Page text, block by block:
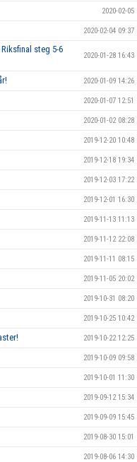
2020-02-05
2020-02-04 09:37
steg 5-6
2020-01-28 16:43
2020-01-09 14:26
2020-01-07 12:51
2020-01-02 08:28
2019-12-20 10:48
2019-12-18 19:34
2019-12-03 17:22
2019-12-01 16:30
2019-11-13 11:13
2019-11-12 22:08
2019-11-11 08:15
2019-11-05 20:02
2019-10-31 08:20
2019-10-25 10:42
2019-10-22 12:25
2019-10-09 09:58
2019-10-01 11:30
2019-09-12 15:34
2019-09-09 15:45
2019-08-30 15:01
2019-08-06 14:30